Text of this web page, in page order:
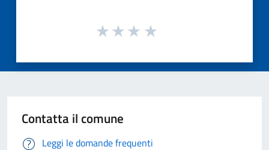
Contatta il comune
Leggi le domande frequenti